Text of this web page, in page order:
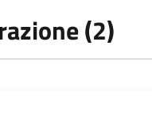
(2)